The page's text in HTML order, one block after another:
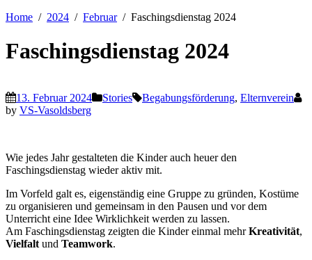
Home
2024 Februar Faschingsdienstag 2024
Faschingsdienstag 2024
13. Februar 2024 Stories Begabungsförderung, Elternverein
by VS-Vasoldsberg
Wie jedes Jahr gestalteten die Kinder auch heuer den
Faschingsdienstag wieder aktiv mit.
Im Vorfeld galt es, eigenständig eine Gruppe zu gründen, Kostüme
zu organisieren und gemeinsam in den Pausen und vor dem
Unterricht eine Idee Wirklichkeit werden zu lassen.
Am Faschingsdienstag zeigten die Kinder einmal mehrKreativität,
Vielfalt und Teamwork.